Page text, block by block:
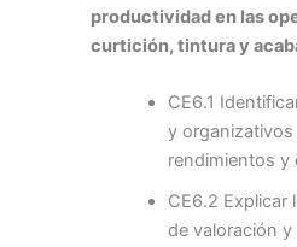
productividad en las
curtición, tintura y
CE6.1
y
rendimientos y
CE6.2 Explicar
de valoración y